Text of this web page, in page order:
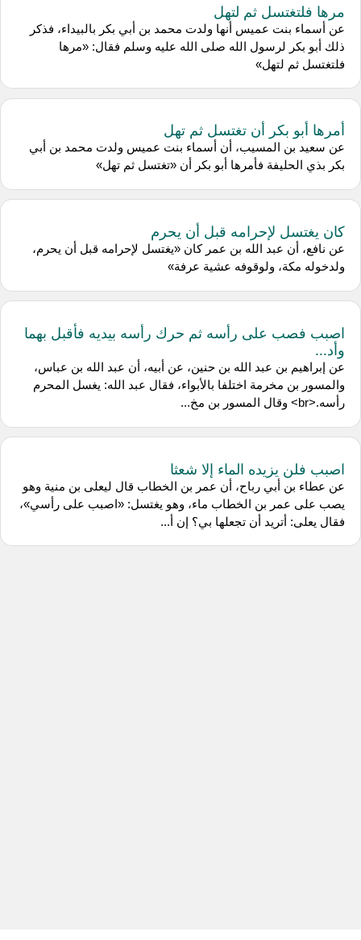
مرها فلتغتسل ثم لتهل
عن أسماء بنت عميس أنها ولدت محمد بن أبي بكر بالبيداء، فذكر
ذلك أبو بكر لرسول الله صلى الله عليه وسلم فقال: «مرها
فلتغتسل ثم لتهل»
أمرها أبو بكر أن تغتسل ثم تهل
عن سعيد بن المسيب، أن أسماء بنت عميس ولدت محمد بن أبي
بكر بذي الحليفة فأمرها أبو بكر أن «تغتسل ثم تهل»
كان يغتسل لإحرامه قبل أن يحرم
عن نافع، أن عبد الله بن عمر كان «يغتسل لإحرامه قبل أن يحرم،
ولدخوله مكة، ولوقوفه عشية عرفة»
اصبب فصب على رأسه ثم حرك رأسه بيديه فأقبل بهما
وأد...
عن إبراهيم بن عبد الله بن حنين، عن أبيه، أن عبد الله بن عباس،
والمسور بن مخرمة اختلفا بالأبواء، فقال عبد الله: يغسل المحرم
رأسه.<br> وقال المسور بن مخ...
اصبب فلن يزيده الماء إلا شعثا
عن عطاء بن أبي رباح، أن عمر بن الخطاب قال ليعلى بن منية وهو
يصب على عمر بن الخطاب ماء، وهو يغتسل: «اصبب على رأسي»،
فقال يعلى: أتريد أن تجعلها بي؟ إن أ...